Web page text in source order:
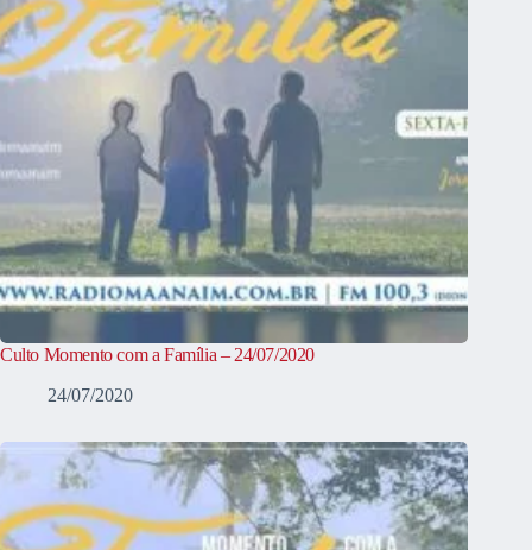
Culto Momento com a Família – 24/07/2020
24/07/2020